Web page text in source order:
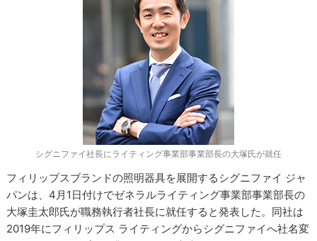
シグニファイ社長にライティング事業部事業部長の大塚氏が就任
フィリップスブランドの照明器具を展開するシグニファイ ジャ
パンは、4月1日付けでゼネラルライティング事業部事業部長の
大塚圭太郎氏が職務執行者社長に就任すると発表した。同社は
2019年にフィリップス ライティングからシグニファイへ社名変